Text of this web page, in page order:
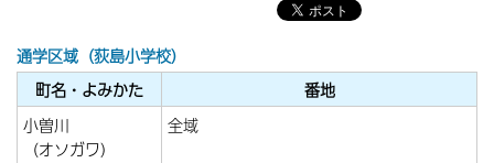
通学区域（荻島小学校）
町名・よみかた
番地
小曽川
（オソガワ）
全域